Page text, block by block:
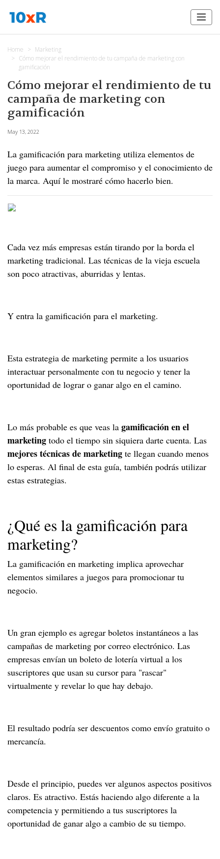
Home
Marketing
Cómo mejorar el rendimiento de tu campaña de marketing con
gamificación
Cómo mejorar el rendimiento de tu
campaña de marketing con
gamificación
May 13, 2022
La gamificación para marketing utiliza elementos de
juego para aumentar el compromiso y el conocimiento de
la marca. Aquí le mostraré cómo hacerlo bien.
Cada vez más empresas están tirando por la borda el
marketing tradicional. Las técnicas de la vieja escuela
son poco atractivas, aburridas y lentas.
Y entra la gamificación para el marketing.
Esta estrategia de marketing permite a los usuarios
interactuar personalmente con tu negocio y tener la
oportunidad de lograr o ganar algo en el camino.
Lo más probable es que veas la gamificación en el
marketing todo el tiempo sin siquiera darte cuenta. Las
mejores técnicas de marketing te llegan cuando menos
lo esperas. Al final de esta guía, también podrás utilizar
estas estrategias.
¿Qué es la gamificación para
marketing?
La gamificación en marketing implica aprovechar
elementos similares a juegos para promocionar tu
negocio.
Un gran ejemplo es agregar boletos instantáneos a las
campañas de marketing por correo electrónico. Las
empresas envían un boleto de lotería virtual a los
suscriptores que usan su cursor para "rascar"
virtualmente y revelar lo que hay debajo.
El resultado podría ser descuentos como envío gratuito o
mercancía.
Desde el principio, puedes ver algunos aspectos positivos
claros. Es atractivo. Estás haciendo algo diferente a la
competencia y permitiendo a tus suscriptores la
oportunidad de ganar algo a cambio de su tiempo.